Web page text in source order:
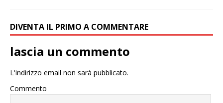
DIVENTA IL PRIMO A COMMENTARE
lascia un commento
L'indirizzo email non sarà pubblicato.
Commento